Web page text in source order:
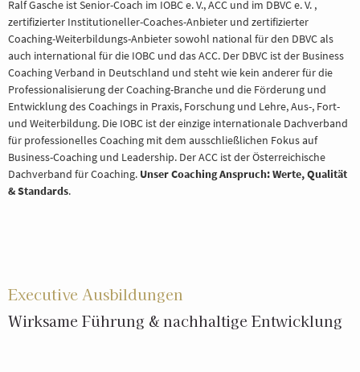
Ralf Gasche ist Senior-Coach im IOBC e. V., ACC und im DBVC e. V. ,
zertifizierter Institutioneller-Coaches-Anbieter und zertifizierter
Coaching-Weiterbildungs-Anbieter sowohl national für den DBVC als
auch international für die IOBC und das ACC. Der DBVC ist der Business
Coaching Verband in Deutschland und steht wie kein anderer für die
Professionalisierung der Coaching-Branche und die Förderung und
Entwicklung des Coachings in Praxis, Forschung und Lehre, Aus-, Fort-
und Weiterbildung. Die IOBC ist der einzige internationale Dachverband
für professionelles Coaching mit dem ausschließlichen Fokus auf
Business-Coaching und Leadership. Der ACC ist der Österreichische
Dachverband für Coaching. Unser Coaching Anspruch: Werte, Qualität
& Standards.
Executive Ausbildungen
Wirksame Führung & nachhaltige Entwicklung